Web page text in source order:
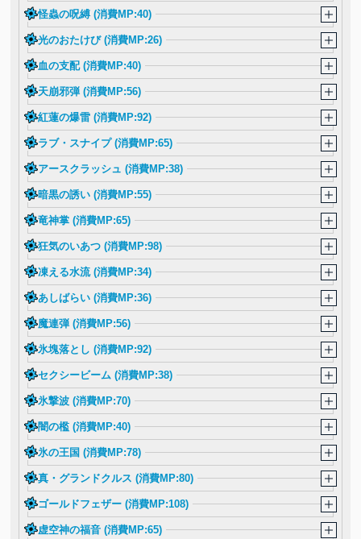
怪蟲の呪縛 (消費MP:40)
光のおたけび (消費MP:26)
血の支配 (消費MP:40)
天崩邪弾 (消費MP:56)
紅蓮の爆雷 (消費MP:92)
ラブ・スナイプ (消費MP:65)
アースクラッシュ (消費MP:38)
暗黒の誘い (消費MP:55)
竜神掌 (消費MP:65)
狂気のいあつ (消費MP:98)
凍える水流 (消費MP:34)
あしばらい (消費MP:36)
魔連弾 (消費MP:56)
氷塊落とし (消費MP:92)
セクシービーム (消費MP:38)
氷撃波 (消費MP:70)
闇の檻 (消費MP:40)
氷の王国 (消費MP:78)
真・グランドクルス (消費MP:80)
ゴールドフェザー (消費MP:108)
虚空神の福音 (消費MP:65)